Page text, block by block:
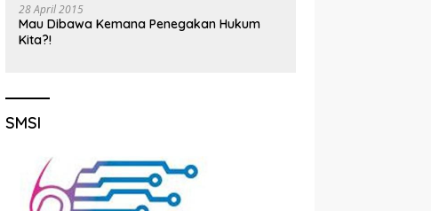
28 April 2015
Mau Dibawa Kemana Penegakan Hukum
Kita?!
SMSI